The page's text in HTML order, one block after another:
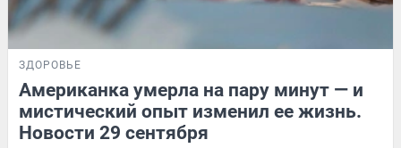
ЗДОРОВЬЕ
Американка умерла на пару минут — и
мистический опыт изменил ее жизнь.
Новости 29 сентября